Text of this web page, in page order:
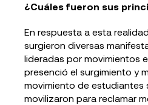
¿Cuáles fueron sus
En respuesta a esta
surgieron diversas
lideradas por movimientos
presenció el surgimiento y
movimiento de estudiantes
movilizaron para reclamar